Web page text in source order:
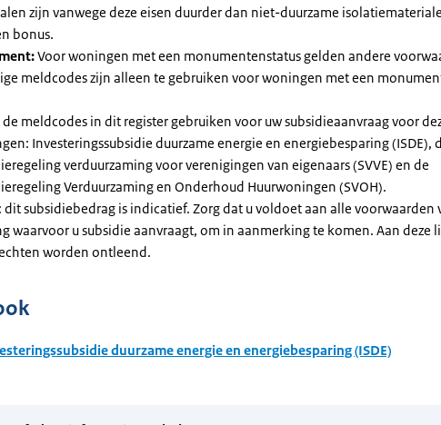
zijn vanwege deze eisen duurder dan niet-duurzame
bonus.
Voor woningen met een monumentenstatus gelden andere
meldcodes zijn alleen te gebruiken voor woningen met een
de meldcodes in dit register gebruiken voor uw subsidieaanvraag voor
Investeringssubsidie duurzame energie en energiebesparing (ISDE),
verduurzaming voor verenigingen van eigenaars (SVVE) en de
Verduurzaming en Onderhoud Huurwoningen (SVOH).
dit subsidiebedrag is indicatief. Zorg dat u voldoet aan alle voorwaarden
waarvoor u subsidie aanvraagt, om in aanmerking te komen. Aan deze
worden ontleend.
duurzame energie en energiebesparing (ISDE)